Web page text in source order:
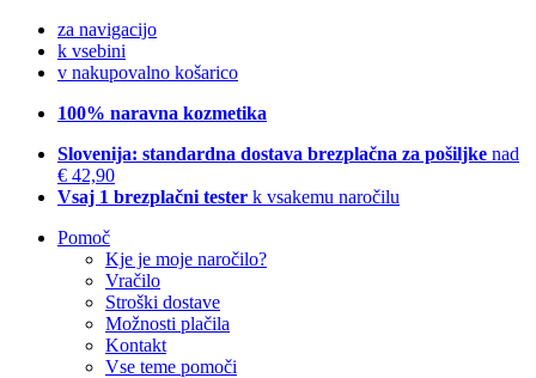
za navigacijo
k vsebini
v nakupovalno košarico
100% naravna kozmetika
Slovenija: standardna dostava brezplačna za pošiljke nad
€ 42,90
Vsaj 1 brezplačni tester k vsakemu naročilu
Pomoč
Kje je moje naročilo?
Vračilo
Stroški dostave
Možnosti plačila
Kontakt
Vse teme pomoči